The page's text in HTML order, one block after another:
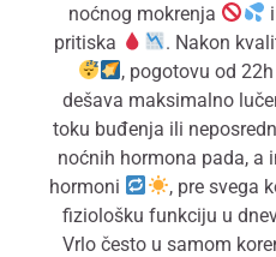
noćnog mokrenja
pritiska
. Nakon
, pogotovu od
dešava maksimalno
toku buđenja ili
noćnih hormona pada, a
hormoni
, pre svega
fiziološku funkciju u
Vrlo često u samom